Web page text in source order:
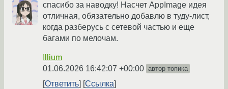
спасибо за наводку! Насчет AppImage идея
отличная, обязательно добавлю в туду-лист,
когда разберусь с сетевой частью и еще
багами по мелочам.
Illium
01.06.2026 16:42:07 +00:00 автор топика
Ответить Ссылка